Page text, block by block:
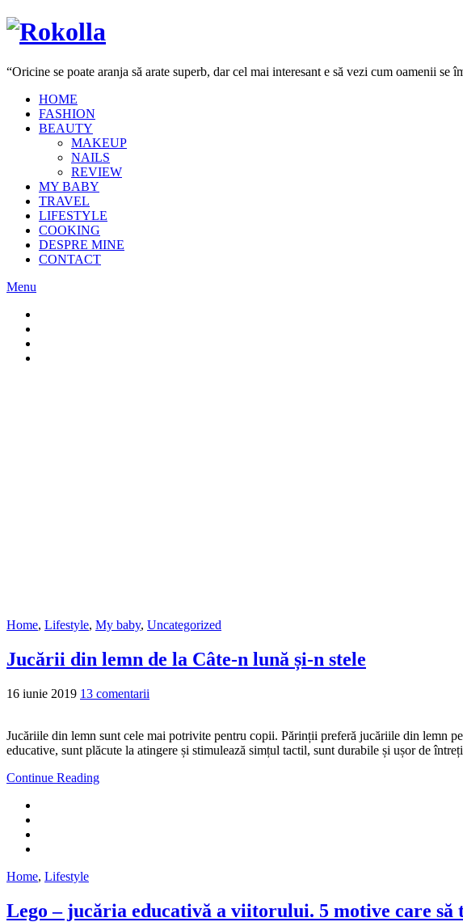
“Oricine se poate aranja să arate superb, dar cel mai interesant e să vezi cum oamenii
HOME
FASHION
BEAUTY
MAKEUP
NAILS
REVIEW
MY BABY
TRAVEL
LIFESTYLE
COOKING
DESPRE MINE
CONTACT
Menu
Home, Lifestyle, My baby, Uncategorized
Jucării din lemn de la Câte-n lună și-n stele
16 iunie 2019 13 comentarii
Jucăriile din lemn sunt cele mai potrivite pentru copii. Părinții preferă jucăriile din lemn
educative, sunt plăcute la atingere și stimulează simțul tactil, sunt durabile și ușor de
Continue Reading
Home, Lifestyle
Lego – jucăria educativă a viitorului. 5 motive care